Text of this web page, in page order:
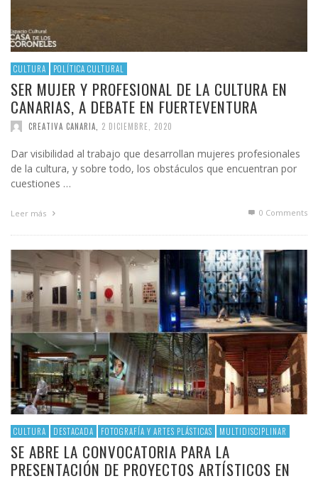
CULTURA POLÍTICA CULTURAL
SER MUJER Y PROFESIONAL DE LA CULTURA EN
CANARIAS, A DEBATE EN FUERTEVENTURA
CREATIVA CANARIA 2 DICIEMBRE, 2020
Dar visibilidad al trabajo que desarrollan mujeres profesionales
de la cultura, y sobre todo, los obstáculos que encuentran por
cuestiones …
Leer más 0 Comments
CULTURA DESTACADA FOTOGRAFÍA Y ARTES PLÁSTICAS MULTIDISCIPLINAR
SE ABRE LA CONVOCATORIA PARA LA
PRESENTACIÓN DE PROYECTOS ARTÍSTICOS EN